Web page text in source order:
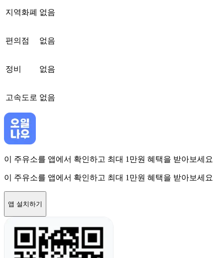
지역화폐 없음
편의점 없음
정비 없음
고속도로 없음
이 주유소를 앱에서 확인하고 최대 1만원 혜택을 받아보세요
이 주유소를 앱에서 확인하고 최대 1만원 혜택을 받아보세요
앱 설치하기